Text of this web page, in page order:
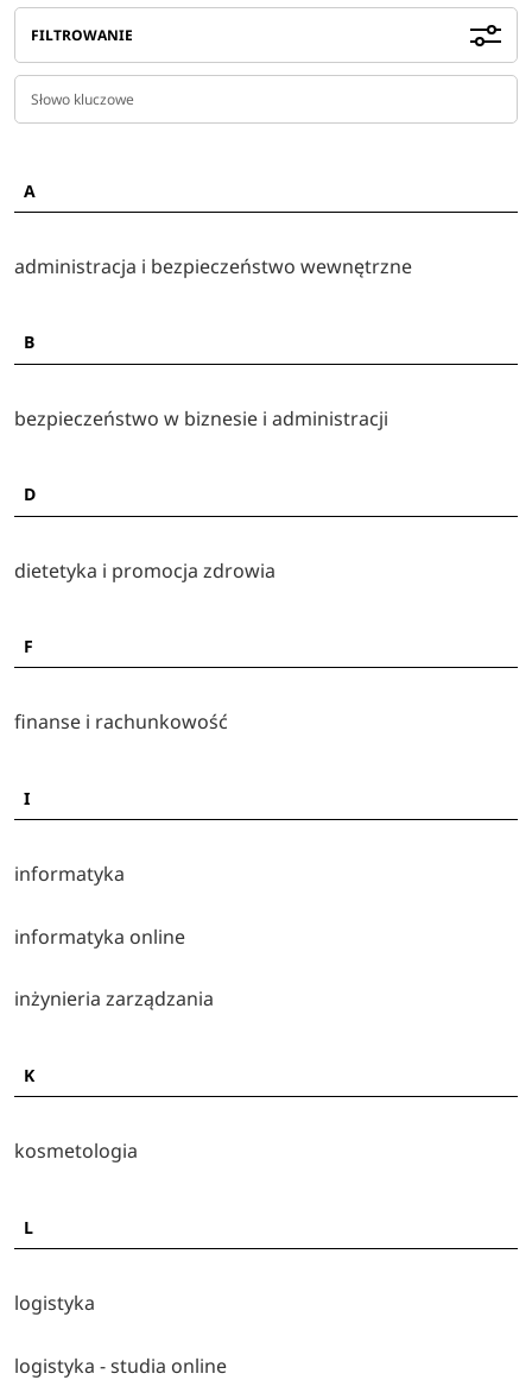
FILTROWANIE
A
administracja i bezpieczeństwo wewnętrzne
B
bezpieczeństwo w biznesie i administracji
D
dietetyka i promocja zdrowia
F
finanse i rachunkowość
I
informatyka
informatyka online
inżynieria zarządzania
K
kosmetologia
L
logistyka
logistyka - studia online